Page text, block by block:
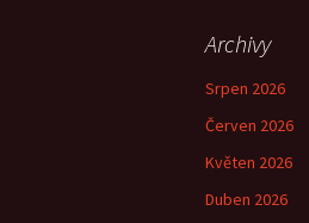
Archivy
Srpen 2026
Červen 2026
Květen 2026
Duben 2026